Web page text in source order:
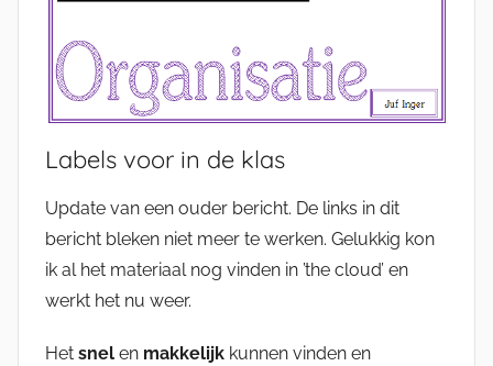
Labels voor in de klas
Update van een ouder bericht. De links in dit
bericht bleken niet meer te werken. Gelukkig kon
ik al het materiaal nog vinden in ’the cloud’ en
werkt het nu weer.
Het snel en makkelijk kunnen vinden en